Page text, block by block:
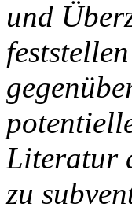
und
Literatur
zu